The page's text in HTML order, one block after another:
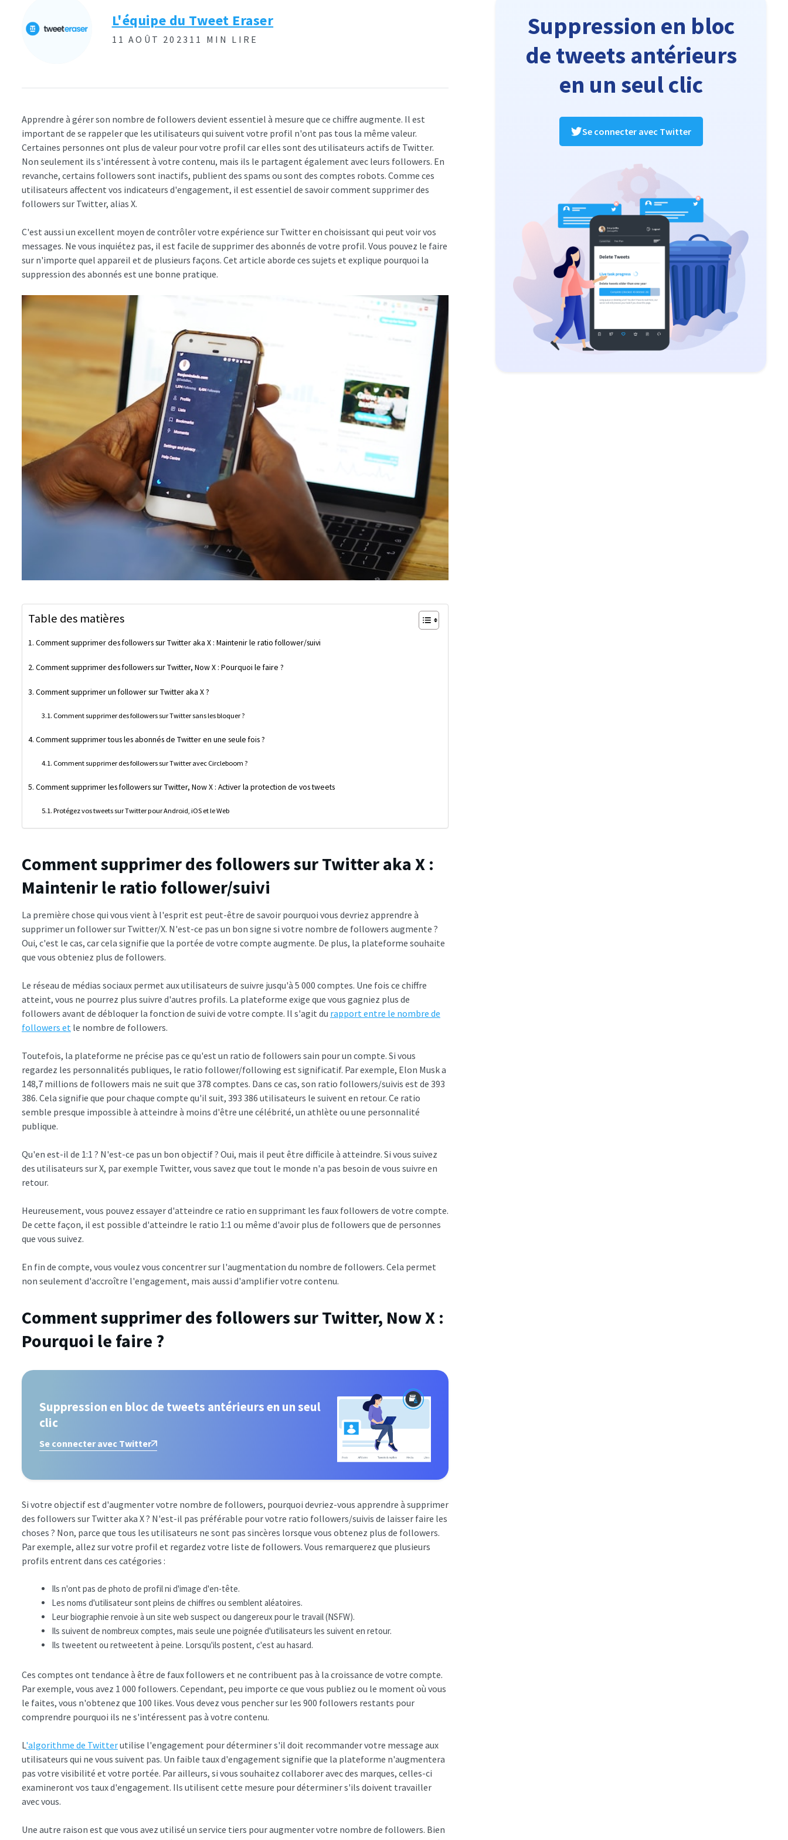
L'équipe du Tweet Eraser
11 AOÛT 2023 11 MIN LIRE
Apprendre à gérer son nombre de followers devient essentiel à mesure que ce chiffre augmente. Il est
important de se rappeler que les utilisateurs qui suivent votre profil n'ont pas tous la même valeur.
Certaines personnes ont plus de valeur pour votre profil car elles sont des utilisateurs actifs de Twitter.
Non seulement ils s'intéressent à votre contenu, mais ils le partagent également avec leurs followers. En
revanche, certains followers sont inactifs, publient des spams ou sont des comptes robots. Comme ces
utilisateurs affectent vos indicateurs d'engagement, il est essentiel de savoir comment supprimer des
followers sur Twitter, alias X.
C'est aussi un excellent moyen de contrôler votre expérience sur Twitter en choisissant qui peut voir vos
messages. Ne vous inquiétez pas, il est facile de supprimer des abonnés de votre profil. Vous pouvez le faire
sur n'importe quel appareil et de plusieurs façons. Cet article aborde ces sujets et explique pourquoi la
suppression des abonnés est une bonne pratique.
Table des matières
Comment supprimer des followers sur Twitter aka X : Maintenir le ratio follower/suivi
Comment supprimer des followers sur Twitter, Now X : Pourquoi le faire ?
Comment supprimer un follower sur Twitter aka X ?
Comment supprimer des followers sur Twitter sans les bloquer ?
Comment supprimer tous les abonnés de Twitter en une seule fois ?
Comment supprimer des followers sur Twitter avec Circleboom ?
Comment supprimer les followers sur Twitter, Now X : Activer la protection de vos tweets
Protégez vos tweets sur Twitter pour Android, iOS et le Web
Comment supprimer des followers sur Twitter aka X :
Maintenir le ratio follower/suivi
La première chose qui vous vient à l'esprit est peut-être de savoir pourquoi vous devriez apprendre à
supprimer un follower sur Twitter/X. N'est-ce pas un bon signe si votre nombre de followers augmente ?
Oui, c'est le cas, car cela signifie que la portée de votre compte augmente. De plus, la plateforme souhaite
que vous obteniez plus de followers.
Le réseau de médias sociaux permet aux utilisateurs de suivre jusqu'à 5 000 comptes. Une fois ce chiffre
atteint, vous ne pourrez plus suivre d'autres profils. La plateforme exige que vous gagniez plus de
followers avant de débloquer la fonction de suivi de votre compte. Il s'agit du rapport entre le nombre de
followers et le nombre de followers.
Toutefois, la plateforme ne précise pas ce qu'est un ratio de followers sain pour un compte. Si vous
regardez les personnalités publiques, le ratio follower/following est significatif. Par exemple, Elon Musk a
148,7 millions de followers mais ne suit que 378 comptes. Dans ce cas, son ratio followers/suivis est de 393
386. Cela signifie que pour chaque compte qu'il suit, 393 386 utilisateurs le suivent en retour. Ce ratio
semble presque impossible à atteindre à moins d'être une célébrité, un athlète ou une personnalité
publique.
Qu'en est-il de 1:1 ? N'est-ce pas un bon objectif ? Oui, mais il peut être difficile à atteindre. Si vous suivez
des utilisateurs sur X, par exemple Twitter, vous savez que tout le monde n'a pas besoin de vous suivre en
retour.
Heureusement, vous pouvez essayer d'atteindre ce ratio en supprimant les faux followers de votre compte.
De cette façon, il est possible d'atteindre le ratio 1:1 ou même d'avoir plus de followers que de personnes
que vous suivez.
En fin de compte, vous voulez vous concentrer sur l'augmentation du nombre de followers. Cela permet
non seulement d'accroître l'engagement, mais aussi d'amplifier votre contenu.
Comment supprimer des followers sur Twitter, Now X :
Pourquoi le faire ?
Suppression en bloc de tweets antérieurs en un seul
clic
Se connecter avec Twitter
Si votre objectif est d'augmenter votre nombre de followers, pourquoi devriez-vous apprendre à supprimer
des followers sur Twitter aka X ? N'est-il pas préférable pour votre ratio followers/suivis de laisser faire les
choses ? Non, parce que tous les utilisateurs ne sont pas sincères lorsque vous obtenez plus de followers.
Par exemple, allez sur votre profil et regardez votre liste de followers. Vous remarquerez que plusieurs
profils entrent dans ces catégories :
Ils n'ont pas de photo de profil ni d'image d'en-tête.
Les noms d'utilisateur sont pleins de chiffres ou semblent aléatoires.
Leur biographie renvoie à un site web suspect ou dangereux pour le travail (NSFW).
Ils suivent de nombreux comptes, mais seule une poignée d'utilisateurs les suivent en retour.
Ils tweetent ou retweetent à peine. Lorsqu'ils postent, c'est au hasard.
Ces comptes ont tendance à être de faux followers et ne contribuent pas à la croissance de votre compte.
Par exemple, vous avez 1 000 followers. Cependant, peu importe ce que vous publiez ou le moment où vous
le faites, vous n'obtenez que 100 likes. Vous devez vous pencher sur les 900 followers restants pour
comprendre pourquoi ils ne s'intéressent pas à votre contenu.
L'algorithme de Twitterutilise l'engagement pour déterminer s'il doit recommander votre message aux
utilisateurs qui ne vous suivent pas. Un faible taux d'engagement signifie que la plateforme n'augmentera
pas votre visibilité et votre portée. Par ailleurs, si vous souhaitez collaborer avec des marques, celles-ci
examineront vos taux d'engagement. Ils utilisent cette mesure pour déterminer s'ils doivent travailler
avec vous.
Une autre raison est que vous avez utilisé un service tiers pour augmenter votre nombre de followers. Bien
Suppression en bloc
de tweets antérieurs
en un seul clic
Se connecter avec Twitter